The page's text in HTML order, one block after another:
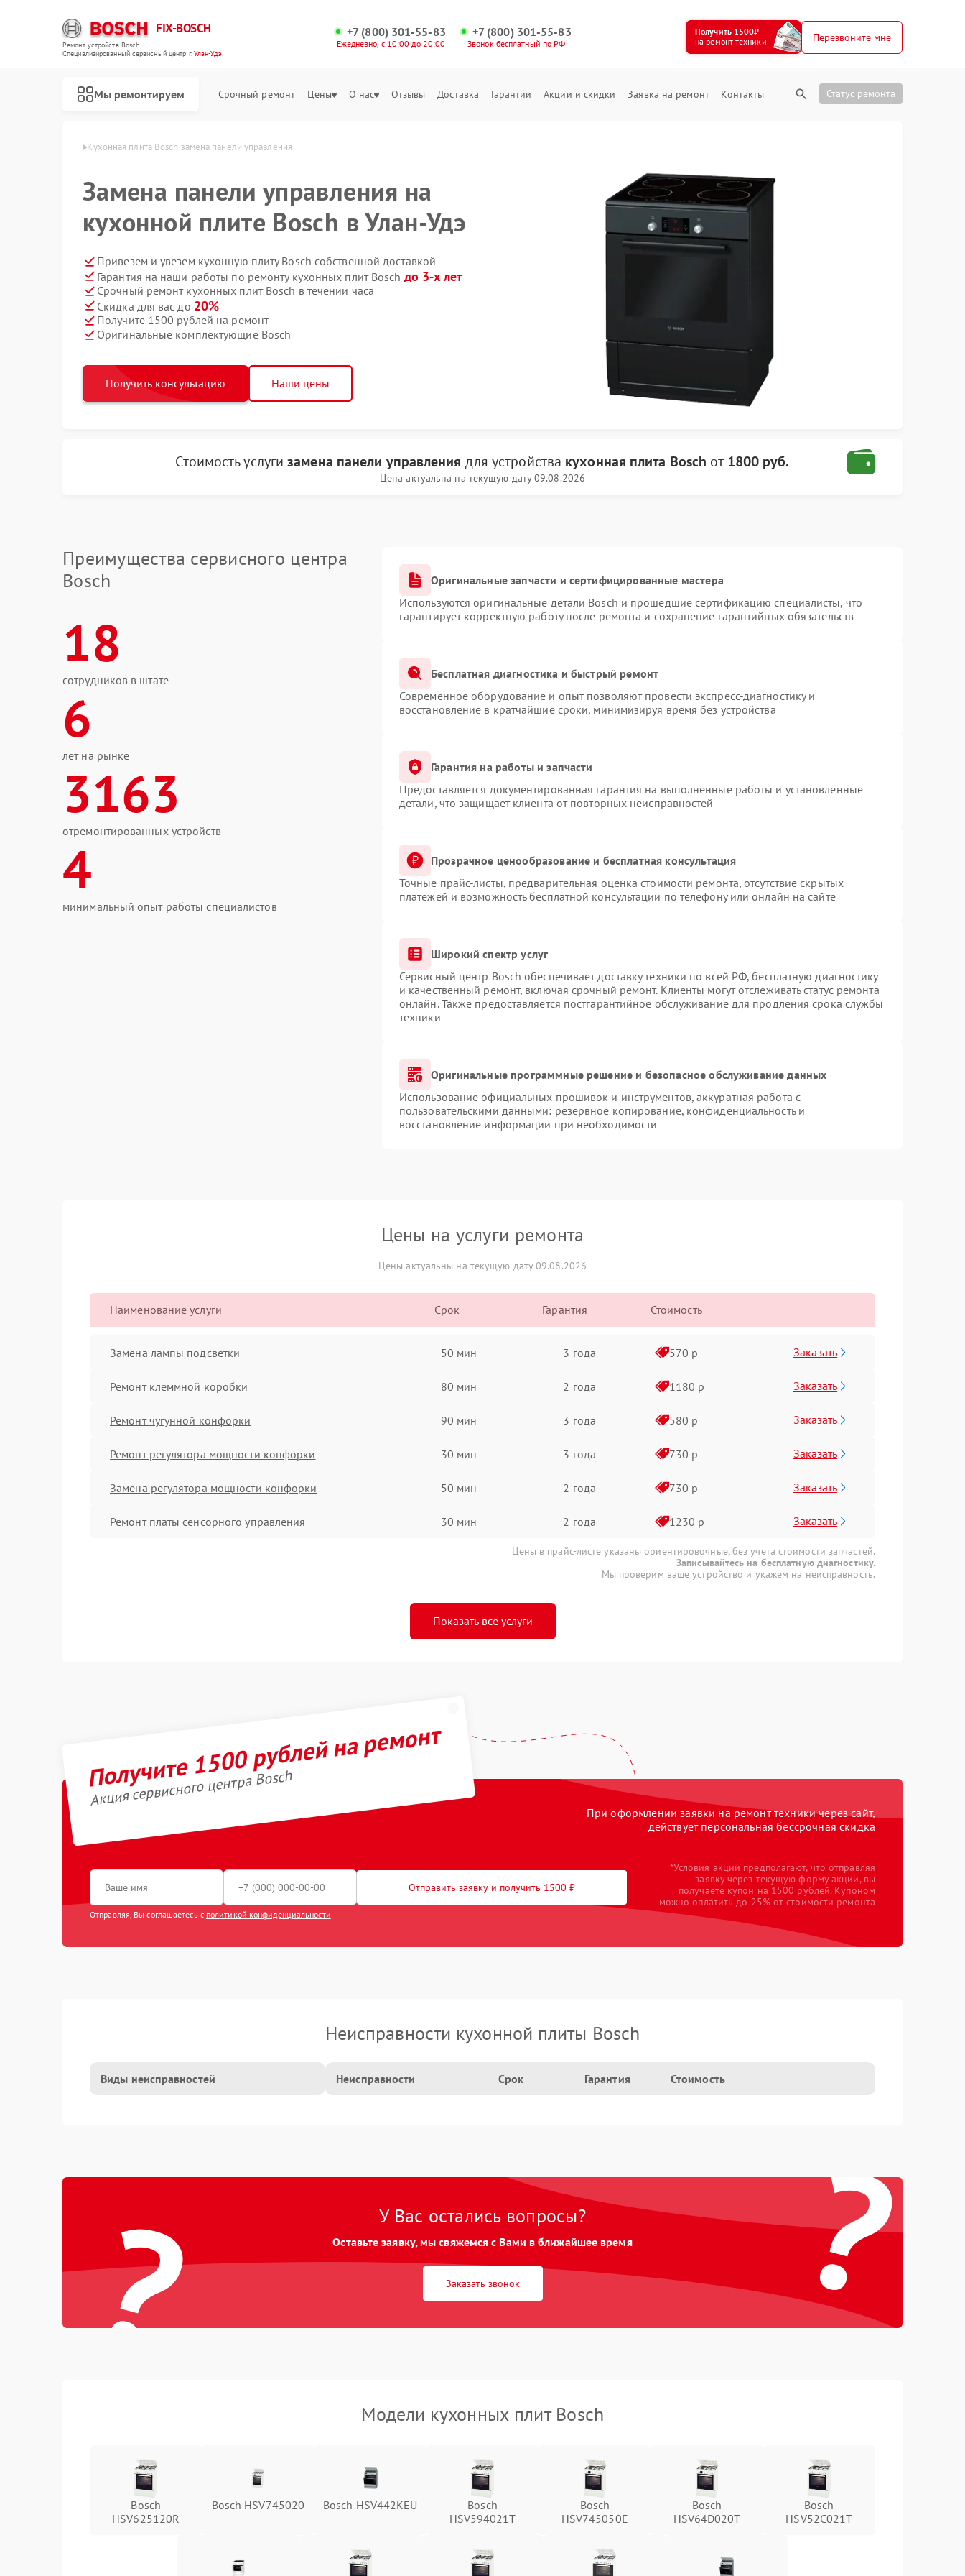
FIX-BOSCH
Ремонт устройств Bosch
Специализированный cервисный центр г.Улан-Удэ
+7 (800) 301-55-83
Ежедневно, с 10:00 до 20:00
+7 (800) 301-55-83
Звонок бесплатный по РФ
Получить 1500₽
на ремонт техники
Перезвоните мне
Мы ремонтируем Срочный ремонт Цены О нас Отзывы Доставка Гарантии Акции и скидки Заявка на ремонт Контакты Статус ремонта
Bosch в Улан-Удэ Кухонная плита Bosch замена панели управления
Замена панели управления на
кухонной плите Bosch в Улан-Удэ
Привезем и увезем кухонную плиту Bosch собственной доставкой
Гарантия на наши работы по ремонту кухонных плит Bosch до 3-х лет
Срочный ремонт кухонных плит Bosch в течении часа
Скидка для вас до 20%
Получите 1500 рублей на ремонт
Оригинальные комплектующие Bosch
Получить консультацию Наши цены
Стоимость услугизамена панели управления для устройства кухонная плита Bosch от 1800 руб.
Цена актуальна на текущую дату 09.08.2026
Преимущества сервисного центра
Bosch
18
сотрудников в штате
6
лет на рынке
3163
отремонтированных устройств
4
минимальный опыт работы специалистов
Оригинальные запчасти и сертифицированные мастера
Используются оригинальные детали Bosch и прошедшие сертификацию специалисты, что
гарантирует корректную работу после ремонта и сохранение гарантийных обязательств
Бесплатная диагностика и быстрый ремонт
Современное оборудование и опыт позволяют провести экспресс-диагностику и
восстановление в кратчайшие сроки, минимизируя время без устройства
Гарантия на работы и запчасти
Предоставляется документированная гарантия на выполненные работы и установленные
детали, что защищает клиента от повторных неисправностей
Прозрачное ценообразование и бесплатная консультация
Точные прайс-листы, предварительная оценка стоимости ремонта, отсутствие скрытых
платежей и возможность бесплатной консультации по телефону или онлайн на сайте
Широкий спектр услуг
Сервисный центр Bosch обеспечивает доставку техники по всей РФ, бесплатную диагностику
и качественный ремонт, включая срочный ремонт. Клиенты могут отслеживать статус ремонта
онлайн. Также предоставляется постгарантийное обслуживание для продления срока службы
техники
Оригинальные программные решение и безопасное обслуживание данных
Использование официальных прошивок и инструментов, аккуратная работа с
пользовательскими данными: резервное копирование, конфиденциальность и
восстановление информации при необходимости
Цены на услуги ремонта
Цены актуальны на текущую дату 09.08.2026
Наименование услуги Срок Гарантия Стоимость
Замена лампы подсветки 50 мин 3 года 570 р Заказать
Ремонт клеммной коробки 80 мин 2 года 1180 р Заказать
Ремонт чугунной конфорки 90 мин 3 года 580 р Заказать
Ремонт регулятора мощности конфорки 30 мин 3 года 730 р Заказать
Замена регулятора мощности конфорки 50 мин 2 года 730 р Заказать
Ремонт платы сенсорного управления 30 мин 2 года 1230 р Заказать
Цены в прайс-листе указаны ориентировочные, без учета стоимости запчастей.
Записывайтесь на бесплатную диагностику.
Мы проверим ваше устройство и укажем на неисправность.
Показать все услуги
Получите 1500 рублей на ремонт
Акция сервисного центра Bosch
При оформлении заявки на ремонт техники через сайт,
действует персональная бессрочная скидка
Отправить заявку и получить 1500 ₽
Отправляя, Вы соглашаетесь с политикой конфиденциальности
*Условия акции предполагают, что отправляя
заявку через текущую форму акции, вы
получаете купон на 1500 рублей. Купоном
можно оплатить до 25% от стоимости ремонта
Неисправности кухонной плиты Bosch
Виды неисправностей Неисправности Срок Гарантия Стоимость
? ?
У Вас остались вопросы?
Оставьте заявку, мы свяжемся с Вами в ближайшее время
Заказать звонок
Модели кухонных плит Bosch
Bosch
HSV625120R
Bosch HSV745020 Bosch HSV442KEU
Bosch
HSV594021T
Bosch
HSV745050E
Bosch
HSV64D020T
Bosch
HSV52C021T